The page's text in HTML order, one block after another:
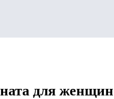
для женщин